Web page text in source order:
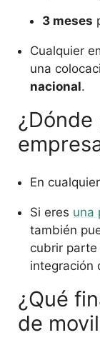
3 meses
Cualquier
una
nacional.
En
Si eres una
también
cubrir
integración
¿Qué
de